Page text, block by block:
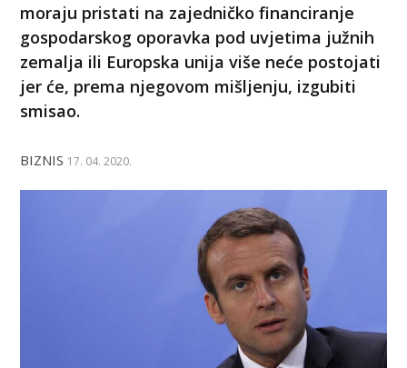
moraju pristati na zajedničko financiranje
gospodarskog oporavka pod uvjetima južnih
zemalja ili Europska unija više neće postojati
jer će, prema njegovom mišljenju, izgubiti
smisao.
BIZNIS 17. 04. 2020.